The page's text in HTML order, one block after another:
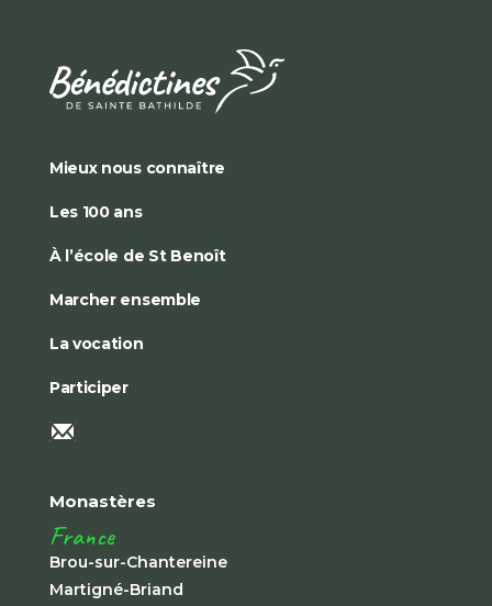
Mieux nous connaître
Les 100 ans
À l’école de St Benoît
Marcher ensemble
La vocation
Participer
Monastères
France
Brou-sur-Chantereine
Martigné-Briand